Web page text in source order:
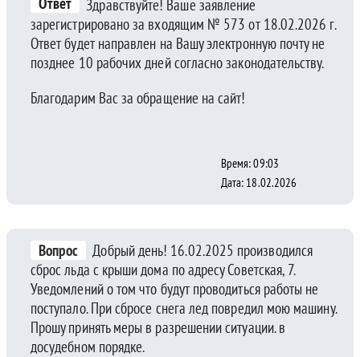
Здравствуйте! Ваше заявление
зарегистрировано за входящим № 573 от 18.02.2026 г.
Ответ будет направлен на Вашу электронную почту не
позднее 10 рабочих дней согласно законодательству.
Благодарим Вас за обращение на сайт!
Время: 09:03
Дата: 18.02.2026
Вопрос
Добрый день! 16.02.2025 производился
сброс льда с крыши дома по адресу Советская, 7.
Уведомлений о том что будут проводиться работы не
поступало. При сбросе снега лед повредил мою машину.
Прошу принять меры в разрешении ситуации. в
досудебном порядке.